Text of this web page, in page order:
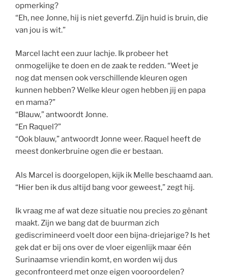
opmerking?
“Eh, nee Jonne, hij is niet geverfd. Zijn huid is bruin, die
van jou is wit.”
Marcel lacht een zuur lachje. Ik probeer het
onmogelijke te doen en de zaak te redden. “Weet je
nog dat mensen ook verschillende kleuren ogen
kunnen hebben? Welke kleur ogen hebben jij en papa
en mama?”
“Blauw,” antwoordt Jonne.
“En Raquel?”
“Ook blauw,” antwoordt Jonne weer. Raquel heeft de
meest donkerbruine ogen die er bestaan.
Als Marcel is doorgelopen, kijk ik Melle beschaamd aan.
“Hier ben ik dus altijd bang voor geweest,” zegt hij.
Ik vraag me af wat deze situatie nou precies zo gênant
maakt. Zijn we bang dat de buurman zich
gediscrimineerd voelt door een bijna-driejarige? Is het
gek dat er bij ons over de vloer eigenlijk maar één
Surinaamse vriendin komt, en worden wij dus
geconfronteerd met onze eigen vooroordelen?